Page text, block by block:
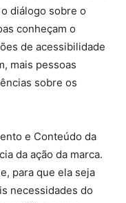
diálogo sobre o
conheçam o
de acessibilidade
mais pessoas
sobre os
e Conteúdo da
da ação da marca.
para que ela seja
necessidades do